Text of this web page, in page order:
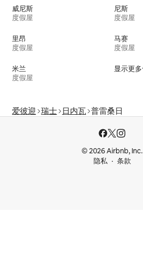
威尼斯
度假屋
尼斯
度假屋
里昂
度假屋
马赛
度假屋
米兰
度假屋
显示更多
爱彼迎 瑞士 日内瓦 普雷桑日
© 2026 Airbnb, Inc.
隐私
条款